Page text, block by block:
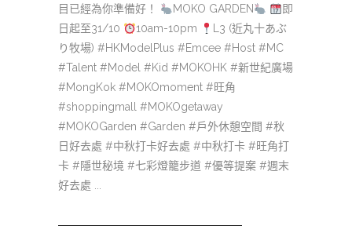
目已經為你準備好！
MOKO GARDEN
即
日起至31/10
10am-10pm
L3 (近丸十あぶ
り牧場) #HKModelPlus #Emcee #Host #MC
#Talent #Model #Kid #MOKOHK #新世紀廣場
#MongKok #MOKOmoment #旺角
#shoppingmall #MOKOgetaway
#MOKOGarden #Garden #戶外休憩空間 #秋
日好去處 #中秋打卡好去處 #中秋打卡 #旺角打
卡 #隱世秘境 #七彩燈籠步道 #優等提案 #週末
好去處 ...